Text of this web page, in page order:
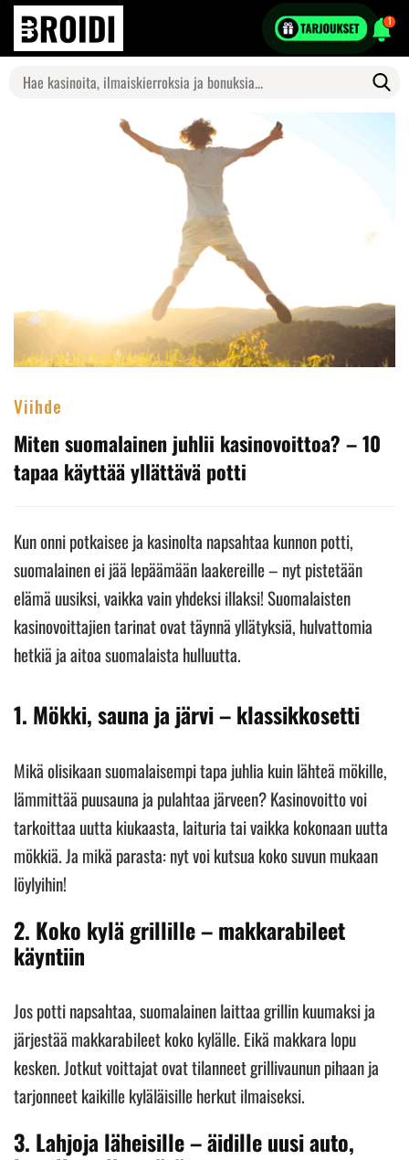
1
Search
Viihde
Miten suomalainen juhlii kasinovoittoa? – 10
tapaa käyttää yllättävä potti
Kun onni potkaisee ja kasinolta napsahtaa kunnon potti,
suomalainen ei jää lepäämään laakereille – nyt pistetään
elämä uusiksi, vaikka vain yhdeksi illaksi! Suomalaisten
kasinovoittajien tarinat ovat täynnä yllätyksiä, hulvattomia
hetkiä ja aitoa suomalaista hulluutta.
1. Mökki, sauna ja järvi – klassikkosetti
Mikä olisikaan suomalaisempi tapa juhlia kuin lähteä mökille,
lämmittää puusauna ja pulahtaa järveen? Kasinovoitto voi
tarkoittaa uutta kiukaasta, laituria tai vaikka kokonaan uutta
mökkiä. Ja mikä parasta: nyt voi kutsua koko suvun mukaan
löylyihin!
2. Koko kylä grillille – makkarabileet
käyntiin
Jos potti napsahtaa, suomalainen laittaa grillin kuumaksi ja
järjestää makkarabileet koko kylälle. Eikä makkara lopu
kesken. Jotkut voittajat ovat tilanneet grillivaunun pihaan ja
tarjonneet kaikille kyläläisille herkut ilmaiseksi.
3. Lahjoja läheisille – äidille uusi auto,